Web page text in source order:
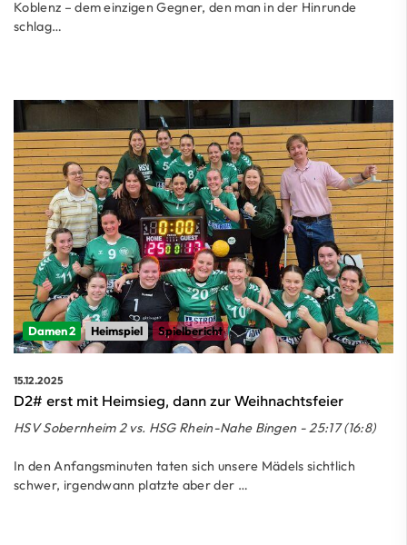
Koblenz – dem einzigen Gegner, den man in der Hinrunde
schlag…
Damen 2 Heimspiel Spielbericht
15.12.2025
D2# erst mit Heimsieg, dann zur Weihnachtsfeier
HSV Sobernheim 2 vs. HSG Rhein-Nahe Bingen - 25:17 (16:8)
In den Anfangsminuten taten sich unsere Mädels sichtlich
schwer, irgendwann platzte aber der …